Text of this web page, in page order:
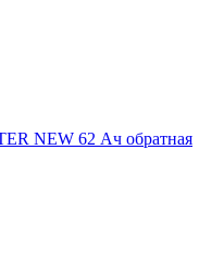
NEW 62 Ач обратная